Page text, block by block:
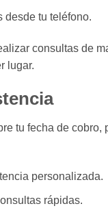
desde tu teléfono.
consultas de
lugar.
tu fecha de
personalizada.
rápidas.